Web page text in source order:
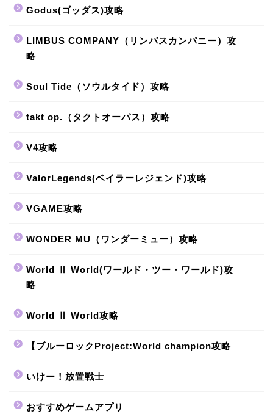
Godus(ゴッダス)攻略
LIMBUS COMPANY（リンバスカンパニー）攻
略
Soul Tide（ソウルタイド）攻略
takt op.（タクトオーパス）攻略
V4攻略
ValorLegends(ベイラーレジェンド)攻略
VGAME攻略
WONDER MU（ワンダーミュー）攻略
World Ⅱ World(ワールド・ツー・ワールド)攻
略
World Ⅱ World攻略
【ブルーロックProject:World champion攻略
いけー！放置戦士
おすすめゲームアプリ